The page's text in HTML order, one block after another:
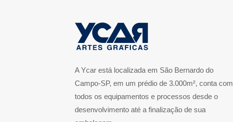
A Ycar está localizada em São Bernardo do
Campo-SP, em um prédio de 3.000m², conta com
todos os equipamentos e processos desde o
desenvolvimento até a finalização de sua